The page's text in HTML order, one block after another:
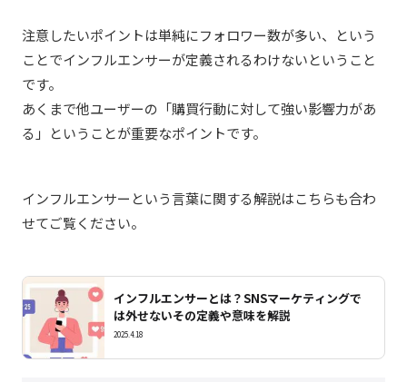
注意したいポイントは単純にフォロワー数が多い、という
ことでインフルエンサーが定義されるわけないということ
です。
あくまで他ユーザーの「購買行動に対して強い影響力があ
る」ということが重要なポイントです。
インフルエンサーという言葉に関する解説はこちらも合わ
せてご覧ください。
インフルエンサーとは？SNSマーケティングで
は外せないその定義や意味を解説
2025.4.18